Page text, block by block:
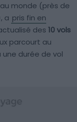
monde (près de
a pris fin en
des 10 vols
parcourt au
une durée de vol